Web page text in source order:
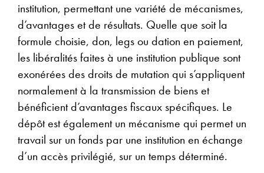
institution, permettant une variété de mécanismes,
d’avantages et de résultats. Quelle que soit la
formule choisie, don, legs ou dation en paiement,
les libéralités faites à une institution publique sont
exonérées des droits de mutation qui s’appliquent
normalement à la transmission de biens et
bénéficient d’avantages fiscaux spécifiques. Le
dépôt est également un mécanisme qui permet un
travail sur un fonds par une institution en échange
d’un accès privilégié, sur un temps déterminé.